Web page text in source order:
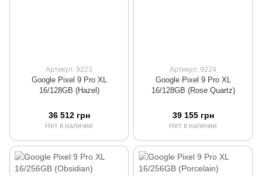
Артикул: 9223
Google Pixel 9 Pro XL
16/128GB (Hazel)
36 512 грн
Нет в наличии
Артикул: 9224
Google Pixel 9 Pro XL
16/128GB (Rose Quartz)
39 155 грн
Нет в наличии